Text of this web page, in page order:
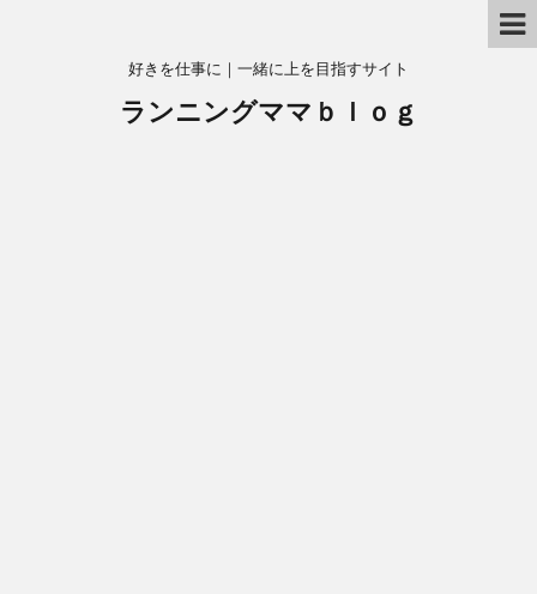
好きを仕事に｜一緒に上を目指すサイト
ランニングママｂｌｏｇ